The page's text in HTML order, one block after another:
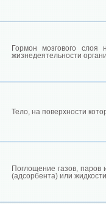
Гормон мозгового
жизнедеятельности
Тело, на поверхности
Поглощение газов, паров
(адсорбента) или